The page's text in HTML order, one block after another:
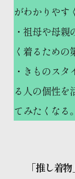
がわかりやす
・祖母や母
く着るための
・きものス
る人の個性を
てみたくなる。
「推し着物